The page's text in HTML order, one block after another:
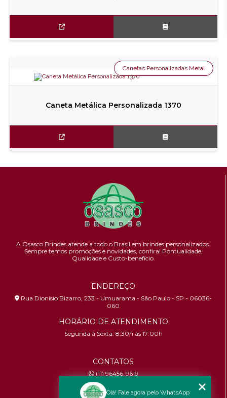
Caneta Metálica Personalizada 1370
Canetas Personalizadas Metal
A Osasco Brindes atende a todo o Brasil em brindes personalizados.
Sempre temos promoções e novidades, confira! Pontualidade,
Qualidade e Custo-benefício.
ENDEREÇO
Rua Dionísio Bizarro, 233 - Umuarama - São Paulo - SP - 06036-
060
HORÁRIO DE ATENDIMENTO
Segunda à Sexta: 8:30h às 17:00h
CONTATOS
(11) 96456-9619
contato@osascobrindes.com.br
CNPJ:26.434.153/0001-30
Olá! Fale agora pelo WhatsApp